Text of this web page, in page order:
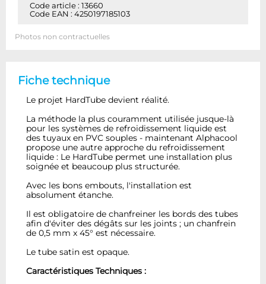
Code article : 13660
Code EAN : 4250197185103
Photos non contractuelles
Fiche technique
Le projet HardTube devient réalité.
La méthode la plus couramment utilisée jusque-là
pour les systèmes de refroidissement liquide est
des tuyaux en PVC souples - maintenant Alphacool
propose une autre approche du refroidissement
liquide : Le HardTube permet une installation plus
soignée et beaucoup plus structurée.
Avec les bons embouts, l'installation est
absolument étanche.
Il est obligatoire de chanfreiner les bords des tubes
afin d'éviter des dégâts sur les joints ; un chanfrein
de 0,5 mm x 45° est nécessaire.
Le tube satin est opaque.
Caractéristiques Techniques :